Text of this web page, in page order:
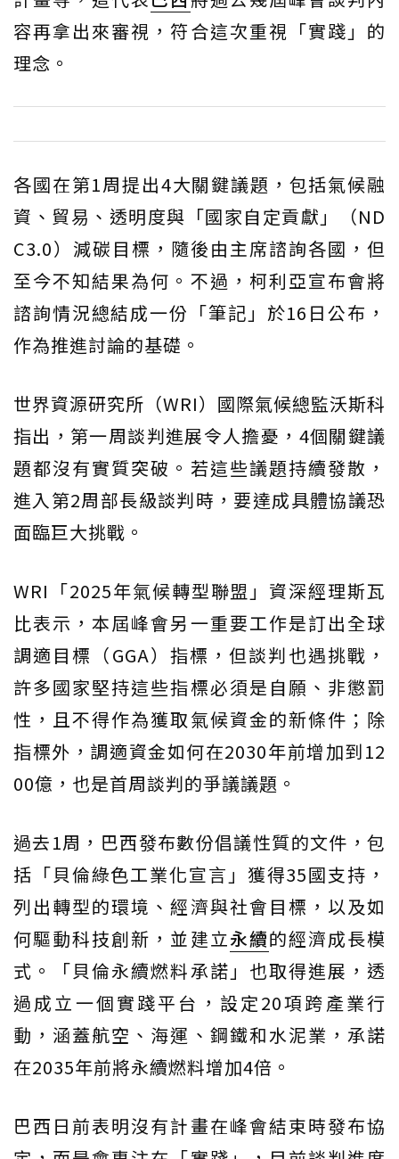
容再拿出來審視，符合這次重視「實踐」的
理念。
各國在第1周提出4大關鍵議題，包括氣候融
資、貿易、透明度與「國家自定貢獻」（ND
C3.0）減碳目標，隨後由主席諮詢各國，但
至今不知結果為何。不過，柯利亞宣布會將
諮詢情況總結成一份「筆記」於16日公布，
作為推進討論的基礎。
世界資源研究所（WRI）國際氣候總監沃斯科
指出，第一周談判進展令人擔憂，4個關鍵議
題都沒有實質突破。若這些議題持續發散，
進入第2周部長級談判時，要達成具體協議恐
面臨巨大挑戰。
WRI「2025年氣候轉型聯盟」資深經理斯瓦
比表示，本屆峰會另一重要工作是訂出全球
調適目標（GGA）指標，但談判也遇挑戰，
許多國家堅持這些指標必須是自願、非懲罰
性，且不得作為獲取氣候資金的新條件；除
指標外，調適資金如何在2030年前增加到12
00億，也是首周談判的爭議議題。
過去1周，巴西發布數份倡議性質的文件，包
括「貝倫綠色工業化宣言」獲得35國支持，
列出轉型的環境、經濟與社會目標，以及如
何驅動科技創新，並建立永續的經濟成長模
式。「貝倫永續燃料承諾」也取得進展，透
過成立一個實踐平台，設定20項跨產業行
動，涵蓋航空、海運、鋼鐵和水泥業，承諾
在2035年前將永續燃料增加4倍。
巴西日前表明沒有計畫在峰會結束時發布協